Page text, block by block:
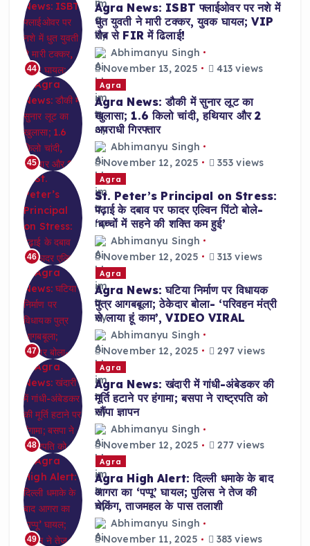
44
Agra News: ISBT फ्लाईओवर पर नशे में
धुत युवती ने मारी टक्कर, युवक घायल; VIP
रौब से FIR में ढिलाई!
Abhimanyu Singh
November 13, 2025
413 views
45
Agra
Agra News: डौकी में सुनार लूट का
खुलासा; 1.6 किलो चांदी, हथियार और 2
अपराधी गिरफ्तार
Abhimanyu Singh
November 12, 2025
353 views
46
Agra
St. Peter’s Principal on Stress:
पढ़ाई के दबाव पर फादर एल्विन पिंटो बोले-
‘बच्चों में सहने की शक्ति कम हुई’
Abhimanyu Singh
November 12, 2025
313 views
47
Agra
Agra News: घटिया निर्माण पर विधायक
पुत्र आगबबूला; ठेकेदार बोला- ‘परिवहन मंत्री
से लाया हूं काम’, VIDEO VIRAL
Abhimanyu Singh
November 12, 2025
297 views
48
Agra
Agra News: खंदारी में गांधी-अंबेडकर की
मूर्ति हटाने पर हंगामा; बसपा ने राष्ट्रपति को
सौंपा ज्ञापन
Abhimanyu Singh
November 12, 2025
277 views
49
Agra
Agra High Alert: दिल्ली धमाके के बाद
आगरा का ‘पप्पू’ घायल; पुलिस ने तेज की
चेकिंग, ताजमहल के पास तलाशी
Abhimanyu Singh
November 11, 2025
383 views